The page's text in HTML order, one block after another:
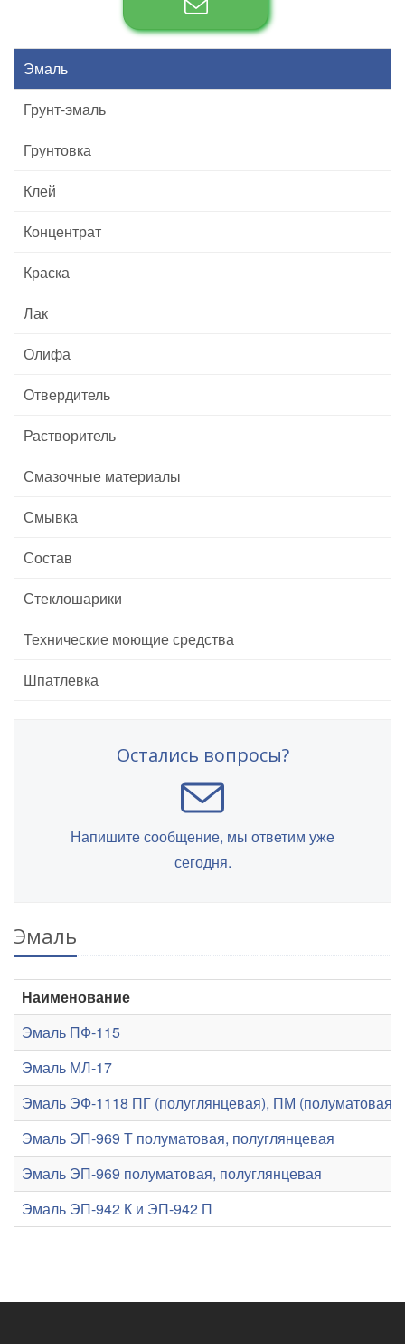
Эмаль
Грунт-эмаль
Грунтовка
Клей
Концентрат
Краска
Лак
Олифа
Отвердитель
Растворитель
Смазочные материалы
Смывка
Состав
Стеклошарики
Технические моющие средства
Шпатлевка
Остались вопросы?
Напишите сообщение, мы ответим уже
сегодня.
Эмаль
Наименование
Эмаль ПФ-115
Эмаль МЛ-17
Эмаль ЭФ-1118 ПГ (полуглянцевая), ПМ
Эмаль ЭП-969 Т полуматовая, полуглянцевая
Эмаль ЭП-969 полуматовая, полуглянцевая
Эмаль ЭП-942 К и ЭП-942 П